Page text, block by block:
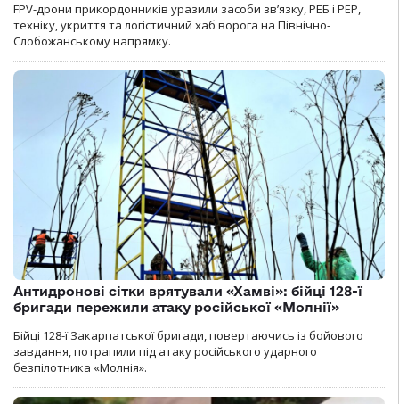
FPV-дрони прикордонників уразили засоби зв’язку, РЕБ і РЕР,
техніку, укриття та логістичний хаб ворога на Північно-
Слобожанському напрямку.
Антидронові сітки врятували «Хамві»: бійці 128-ї
бригади пережили атаку російської «Молнії»
Бійці 128-ї Закарпатської бригади, повертаючись із бойового
завдання, потрапили під атаку російського ударного
безпілотника «Молнія».